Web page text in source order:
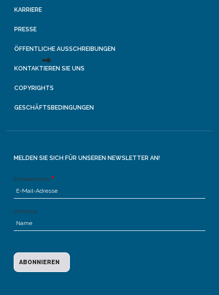
KARRIERE
PRESSE
ÖFFENTLICHE AUSSCHREIBUNGEN
KONTAKTIEREN SIE UNS
COPYRIGHTS
GESCHÄFTSBEDINGUNGEN
MELDEN SIE SICH FÜR UNSEREN NEWSLETTER AN!
Emailadresse
Vorname